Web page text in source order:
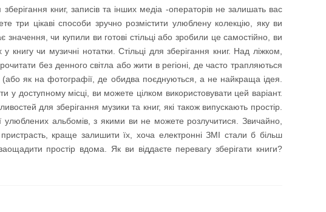
книг, записів та інших медіа -операторів не залишать вас
три цікаві способи зручно розмістити улюблену колекцію, яку ви
чи купили ви готові стільці або зробили це самостійно, ви
чи музичні нотатки. Стільці для зберігання книг. Над ліжком,
без денного світла або жити в регіоні, де часто трапляються
як на фотографії, де обидва поєднуються, а не найкраща ідея.
у доступному місці, ви можете цілком використовувати цей варіант.
для зберігання музики та книг, які також випускають простір.
улюблених альбомів, з якими ви не можете розлучитися. Звичайно,
краще залишити їх, хоча електронні ЗМІ стали б більш
простір вдома. Як ви віддаєте перевагу зберігати книги?